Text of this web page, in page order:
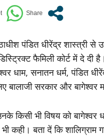
पंडित धीरेंद्र शास्त्री
फैमिली कोर्ट में दे दी
धाम, सनातन धर्म, पंडित
सरकार और बागेश्वर
किसी भी विषय को
कही। बता दें कि शालिग्राम